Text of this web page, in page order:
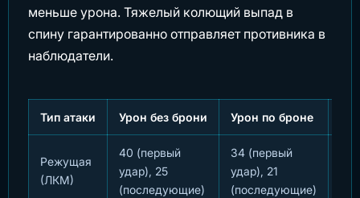
меньше урона. Тяжелый колющий выпад в
спину гарантированно отправляет противника в
наблюдатели.
Тип атаки Урон без брони Урон по броне
Режущая
(ЛКМ)
40 (первый
удар), 25
(последующие)
34 (первый
удар), 21
(последующие)